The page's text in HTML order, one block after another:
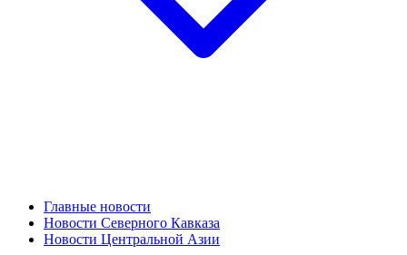
Главные новости
Новости Северного Кавказа
Новости Центральной Азии